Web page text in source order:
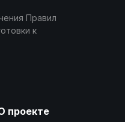
Правил
к
проекте